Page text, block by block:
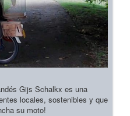
Gijs Schalkx es una
locales, sostenibles y que
su moto!